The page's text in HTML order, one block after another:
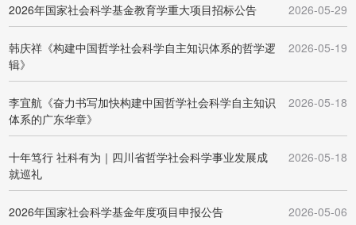
2026年国家社会科学基金教育学重大项目招标公告 2026-05-29
韩庆祥《构建中国哲学社会科学自主知识体系的哲学逻
辑》
2026-05-19
李宜航《奋力书写加快构建中国哲学社会科学自主知识
体系的广东华章》
2026-05-18
十年笃行 社科有为｜四川省哲学社会科学事业发展成
就巡礼
2026-05-18
2026年国家社会科学基金年度项目申报公告 2026-05-06